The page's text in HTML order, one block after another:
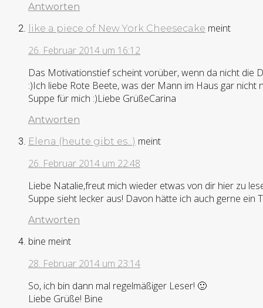
Antworten
like a piece of New York Cheesecake meint
26. Februar 2014 um 16:12
Das Motivationstief scheint vorüber, wenn da nicht die
:)Ich liebe Rote Beete, was der Mann im Haus gar nicht
Suppe für mich :)Liebe GrüßeCarina
Antworten
Elena (heute gibt es...) meint
26. Februar 2014 um 22:48
Liebe Natalie,freut mich wieder etwas von dir hier zu
Suppe sieht lecker aus! Davon hätte ich auch gerne ein
Antworten
bine meint
28. Februar 2014 um 23:14
So, ich bin dann mal regelmäßiger Leser! 🙂
Liebe Grüße! Bine